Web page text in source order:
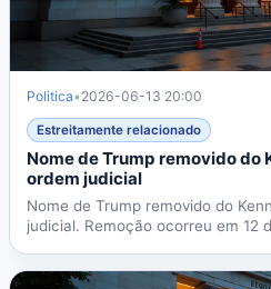
Politica• 2026-06-13 20:00
Estreitamente relacionado
Nome de Trump removido do
ordem judicial
Nome de Trump removido do
judicial. Remoção ocorreu em 12